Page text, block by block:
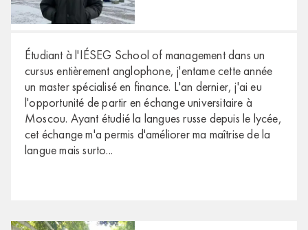
Étudiant à l'IÉSEG School of management dans un
cursus entièrement anglophone, j'entame cette année
un master spécialisé en finance. L'an dernier, j'ai eu
l'opportunité de partir en échange universitaire à
Moscou. Ayant étudié la langues russe depuis le lycée,
cet échange m'a permis d'améliorer ma maîtrise de la
langue mais surto...